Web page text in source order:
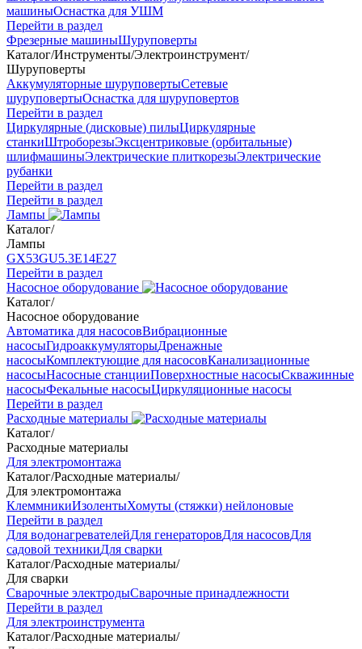
машиныОснастка для УШМ
Перейти в раздел
Фрезерные машиныШуруповерты
Каталог/Инструменты/Электроинструмент/
Шуруповерты
Аккумуляторные шуруповертыСетевые
шуруповертыОснастка для шуруповертов
Перейти в раздел
Циркулярные (дисковые) пилыЦиркулярные
станкиШтроборезыЭксцентриковые (орбитальные)
шлифмашиныЭлектрические плиткорезыЭлектрические
рубанки
Перейти в раздел
Перейти в раздел
Лампы
Каталог/
Лампы
GX53GU5.3Е14Е27
Перейти в раздел
Насосное оборудование
Каталог/
Насосное оборудование
Автоматика для насосовВибрационные
насосыГидроаккумуляторыДренажные
насосыКомплектующие для насосовКанализационные
насосыНасосные станцииПоверхностные насосыСкважинные
насосыФекальные насосыЦиркуляционные насосы
Перейти в раздел
Расходные материалы
Каталог/
Расходные материалы
Для электромонтажа
Каталог/Расходные материалы/
Для электромонтажа
КлеммникиИзолентыХомуты (стяжки) нейлоновые
Перейти в раздел
Для водонагревателейДля генераторовДля насосовДля
садовой техникиДля сварки
Каталог/Расходные материалы/
Для сварки
Сварочные электродыСварочные принадлежности
Перейти в раздел
Для электроинструмента
Каталог/Расходные материалы/